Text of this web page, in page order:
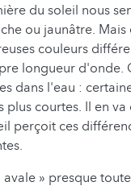
du soleil nous
ou jaunâtre. Mais
couleurs
longueur d'onde.
dans l'eau :
plus courtes. Il en
perçoit ces
» presque